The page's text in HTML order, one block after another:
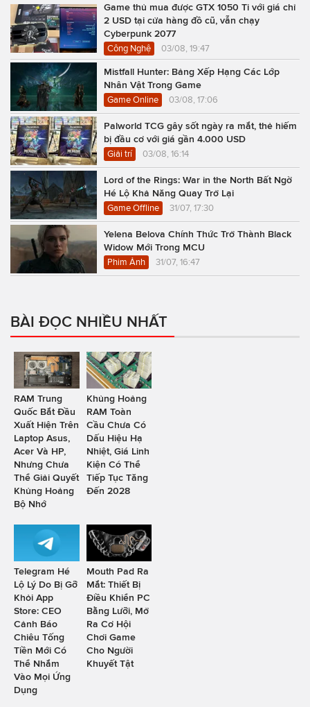
Game thủ mua được GTX 1050 Ti với giá chỉ
2 USD tại cửa hàng đồ cũ, vẫn chạy
Cyberpunk 2077
Công Nghệ 03/08, 19:47
Mistfall Hunter: Bảng Xếp Hạng Các Lớp
Nhân Vật Trong Game
Game Online 03/08, 17:06
Palworld TCG gây sốt ngày ra mắt, thẻ hiếm
bị đầu cơ với giá gần 4.000 USD
Giải trí 03/08, 16:14
Lord of the Rings: War in the North Bất Ngờ
Hé Lộ Khả Năng Quay Trở Lại
Game Offline 31/07, 17:30
Yelena Belova Chính Thức Trở Thành Black
Widow Mới Trong MCU
Phim Ảnh 31/07, 16:47
BÀI ĐỌC NHIỀU NHẤT
RAM Trung
Quốc Bắt Đầu
Xuất Hiện Trên
Laptop Asus,
Acer Và HP,
Nhưng Chưa
Thể Giải Quyết
Khủng Hoảng
Bộ Nhớ
Khủng Hoảng
RAM Toàn
Cầu Chưa Có
Dấu Hiệu Hạ
Nhiệt, Giá Linh
Kiện Có Thể
Tiếp Tục Tăng
Đến 2028
Telegram Hé
Lộ Lý Do Bị Gỡ
Khỏi App
Store: CEO
Cảnh Báo
Chiêu Tống
Tiền Mới Có
Thể Nhắm
Vào Mọi Ứng
Dụng
Mouth Pad Ra
Mắt: Thiết Bị
Điều Khiển PC
Bằng Lưỡi, Mở
Ra Cơ Hội
Chơi Game
Cho Người
Khuyết Tật